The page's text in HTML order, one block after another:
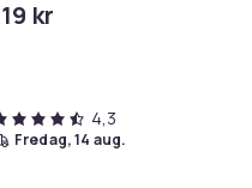
iPad
kr
4,3
fredag, 14 aug.